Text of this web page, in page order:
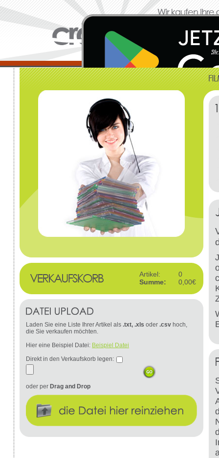
Artikel:
0
Summe:
0,00€
Laden Sie eine Liste Ihrer Artikel als .txt, .xls oder .csv hoch,
die Sie verkaufen möchten.
Hier eine Beispiel Datei: Beispiel Datei
Direkt in den Verkaufskorb legen:
oder per Drag and Drop